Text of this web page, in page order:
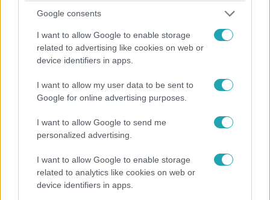
Google consents
I want to allow Google to enable storage
related to advertising like cookies on web or
device identifiers in apps.
I want to allow my user data to be sent to
Google for online advertising purposes.
I want to allow Google to send me
personalized advertising.
I want to allow Google to enable storage
related to analytics like cookies on web or
device identifiers in apps.
Vasárnap volt a bolygó eddigi legforróbb napja
Már persze amióta mérik a hőmérsékletet. 2024 pedig az
eddigi legforróbb év lesz a történelemben.